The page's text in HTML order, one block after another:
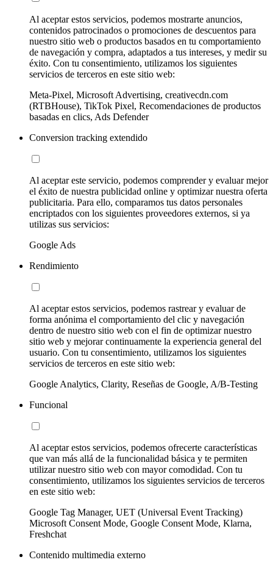
Al aceptar estos servicios, podemos mostrarte anuncios,
contenidos patrocinados o promociones de descuentos para
nuestro sitio web o productos basados en tu comportamiento
de navegación y compra, adaptados a tus intereses, y medir su
éxito. Con tu consentimiento, utilizamos los siguientes
servicios de terceros en este sitio web:
Meta-Pixel, Microsoft Advertising, creativecdn.com
(RTBHouse), TikTok Pixel, Recomendaciones de productos
basadas en clics, Ads Defender
Conversion tracking extendido
Al aceptar este servicio, podemos comprender y evaluar mejor
el éxito de nuestra publicidad online y optimizar nuestra oferta
publicitaria. Para ello, comparamos tus datos personales
encriptados con los siguientes proveedores externos, si ya
utilizas sus servicios:
Google Ads
Rendimiento
Al aceptar estos servicios, podemos rastrear y evaluar de
forma anónima el comportamiento del clic y navegación
dentro de nuestro sitio web con el fin de optimizar nuestro
sitio web y mejorar continuamente la experiencia general del
usuario. Con tu consentimiento, utilizamos los siguientes
servicios de terceros en este sitio web:
Google Analytics, Clarity, Reseñas de Google, A/B-Testing
Funcional
Al aceptar estos servicios, podemos ofrecerte características
que van más allá de la funcionalidad básica y te permiten
utilizar nuestro sitio web con mayor comodidad. Con tu
consentimiento, utilizamos los siguientes servicios de terceros
en este sitio web:
Google Tag Manager, UET (Universal Event Tracking)
Microsoft Consent Mode, Google Consent Mode, Klarna,
Freshchat
Contenido multimedia externo